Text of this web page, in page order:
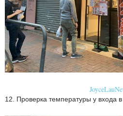
12. Проверка температуры у входа